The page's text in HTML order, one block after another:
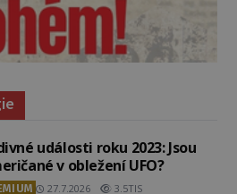
události roku 2023: Jsou
v obležení UFO?
27.7.2026 3.5TIS